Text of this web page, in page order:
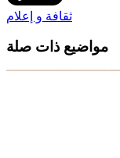
ثقافة و إعلام
مواضيع ذات صلة